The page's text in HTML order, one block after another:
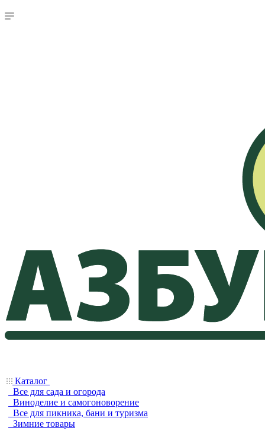
Каталог
Все для сада и огорода
Виноделие и самогоноворение
Все для пикника, бани и туризма
Зимние товары